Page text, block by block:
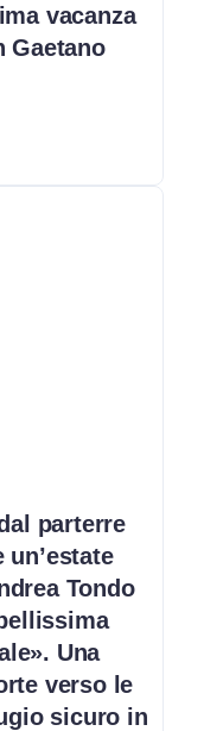
vacanza
Gaetano
parterre
Tondo
Una
verso le
sicuro in